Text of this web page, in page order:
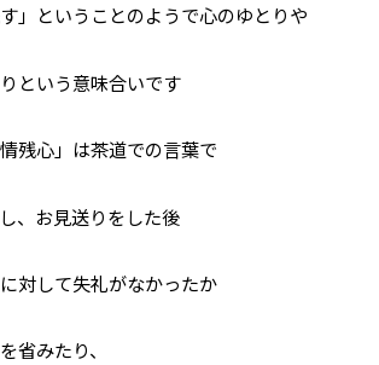
」ということのようで心のゆとりや
という意味合いです
残心」は茶道での言葉で
、お見送りをした後
対して失礼がなかったか
省みたり、